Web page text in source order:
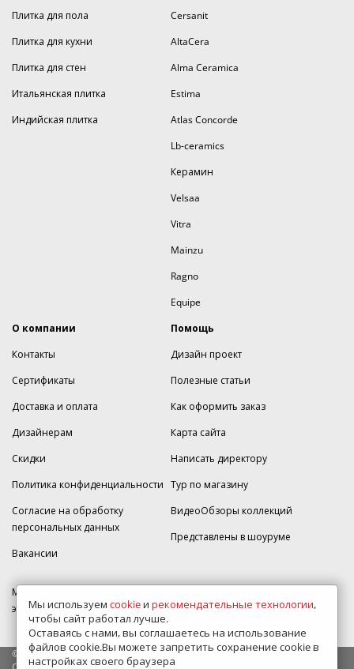
Плитка для пола
Плитка для кухни
Плитка для стен
Итальянская плитка
Индийская плитка
Cersanit
AltaCera
Alma Ceramica
Estima
Atlas Concorde
Lb-ceramics
Керамин
Velsaa
Vitra
Mainzu
Ragno
Equipe
О компании
Контакты
Сертификаты
Доставка и оплата
Дизайнерам
Скидки
Политика конфиденциальности
Согласие на обработку
персональных данных
Вакансии
Помощь
Дизайн проект
Полезные статьи
Как оформить заказ
Карта сайта
Написать директору
Тур по магазину
ВидеоОбзоры коллекций
Представлены в шоуруме
МКАД 2км внешняя сторона, д. 2, ТРЦ "Шоколад" (РИО) Реутов, -1
этаж, магазин Плитка-SDVK.
© 2009—2026 г. Все права защищены
Мы используем cookieи рекомендательные технологии,
чтобы сайт работал лучше.
Оставаясь с нами, вы соглашаетесь на использование
файлов cookie.Вы можете запретить сохранение cookie в
настройках своего браузера